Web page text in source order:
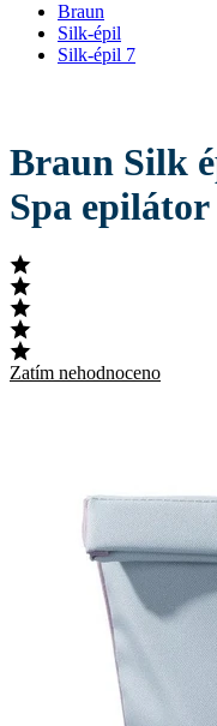
Braun
Silk-épil
Silk-épil 7
Braun Silk
Spa epilátor
Zatím nehodnoceno